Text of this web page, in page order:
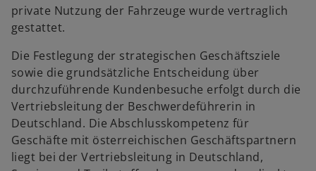
private Nutzung der Fahrzeuge wurde vertraglich
gestattet.
Die Festlegung der strategischen Geschäftsziele
sowie die grundsätzliche Entscheidung über
durchzuführende Kundenbesuche erfolgt durch die
Vertriebsleitung der Beschwerdeführerin in
Deutschland. Die Abschlusskompetenz für
Geschäfte mit österreichischen Geschäftspartnern
liegt bei der Vertriebsleitung in Deutschland,